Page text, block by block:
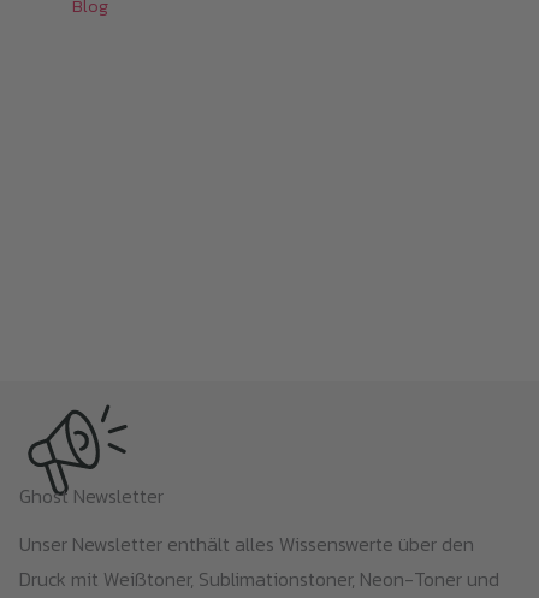
Blog
Ghost Newsletter
Unser Newsletter enthält alles Wissenswerte über den
Druck mit Weißtoner, Sublimationstoner, Neon-Toner und